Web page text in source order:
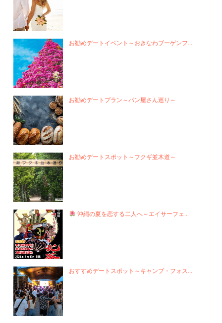
お勧めデートイベント～おきなわブーゲンフ...
お勧めデートプラン～パン屋さん巡り～
お勧めデートスポット～フクギ並木道～
沖縄の夏を恋する二人へ～エイサーフェ...
おすすめデートスポット～キャンプ・フォス...